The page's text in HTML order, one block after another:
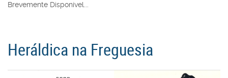
Brevemente Disponível...
Heráldica na Freguesia